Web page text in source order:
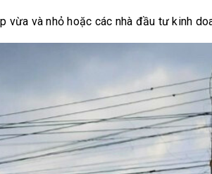
vừa và nhỏ hoặc các nhà đầu tư kinh